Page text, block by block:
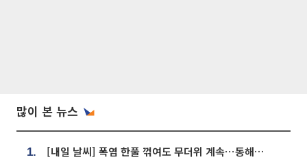
많이 본 뉴스
1. [내일 날씨] 폭염 한풀 꺾여도 무더위 계속⋯동해안 이틀 연속 비